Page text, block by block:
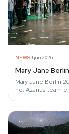
NEWS·1 jun 2026
Mary Jane
Mary Jane Berlin
het Azarius-team